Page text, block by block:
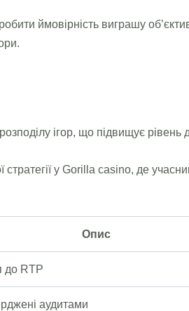
ймовірність виграшу
ігор, що підвищує рівень
у Gorilla casino, де
Опис
до RTP
аудитами